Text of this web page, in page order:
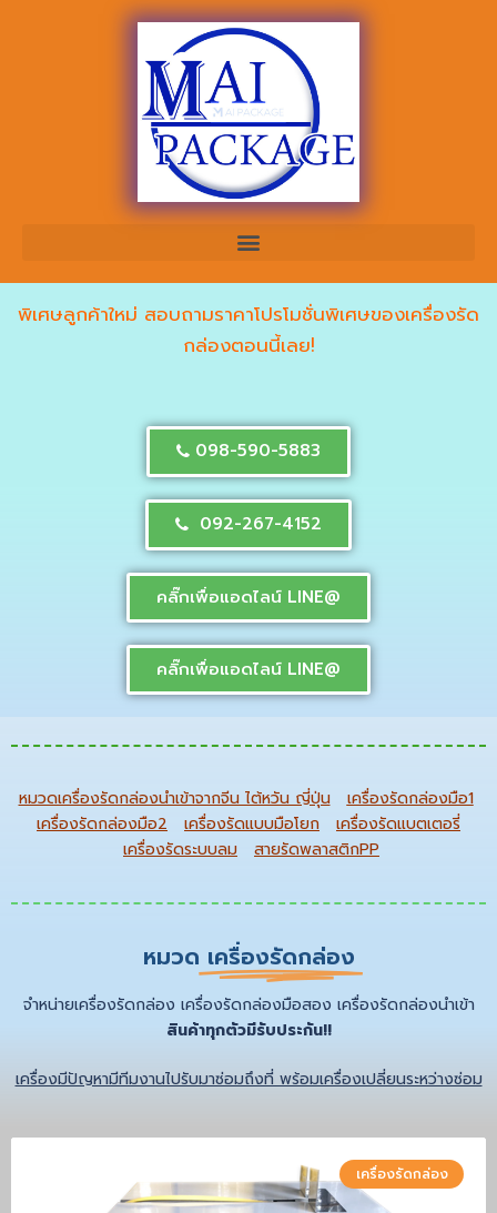
พิเศษลูกค้าใหม่ สอบถามราคาโปรโมชั่นพิเศษของเครื่องรัด
กล่องตอนนี้เลย!
098-590-5883
092-267-4152
คลิ๊กเพื่อแอดไลน์ LINE@
คลิ๊กเพื่อแอดไลน์ LINE@
หมวดเครื่องรัดกล่องนำเข้าจากจีน ไต้หวัน ญี่ปุ่น
เครื่องรัดกล่องมือ1
เครื่องรัดกล่องมือ2
เครื่องรัดแบบมือโยก
เครื่องรัดแบตเตอรี่
เครื่องรัดระบบลม
สายรัดพลาสติกPP
หมวด เครื่องรัดกล่อง
จำหน่ายเครื่องรัดกล่อง เครื่องรัดกล่องมือสอง เครื่องรัดกล่องนำเข้า
สินค้าทุกตัวมีรับประกัน!!
เครื่องมีปัญหามีทีมงานไปรับมาซ่อมถึงที่ พร้อมเครื่องเปลี่ยนระหว่างซ่อม
เครื่องรัดกล่อง